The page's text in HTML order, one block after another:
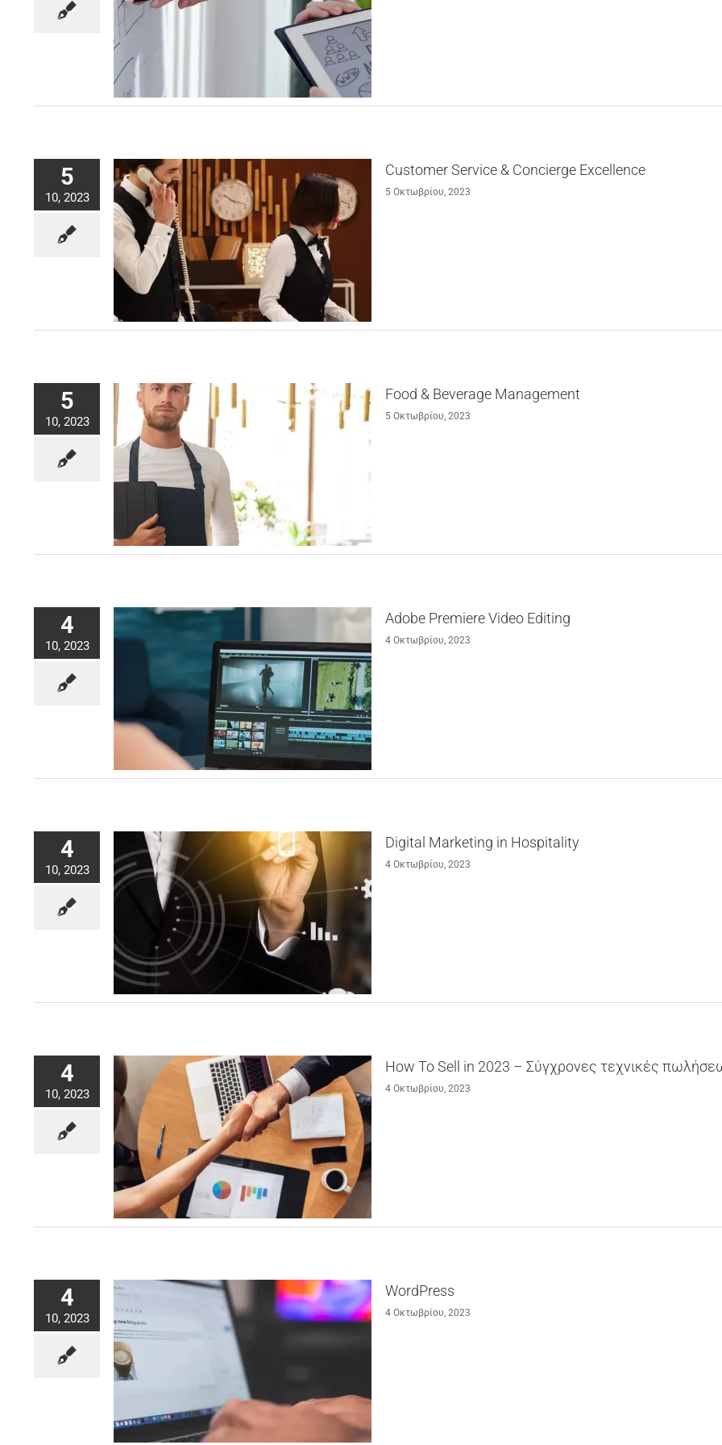
5
10, 2023
Customer Service & Concierge Excellence
5 Οκτωβρίου, 2023
5
10, 2023
Food & Beverage Management
5 Οκτωβρίου, 2023
4
10, 2023
Adobe Premiere Video Editing
4 Οκτωβρίου, 2023
4
10, 2023
Digital Marketing in Hospitality
4 Οκτωβρίου, 2023
4
10, 2023
How To Sell in 2023 – Σύγχρονες τεχνικές
4 Οκτωβρίου, 2023
4
10, 2023
WordPress
4 Οκτωβρίου, 2023